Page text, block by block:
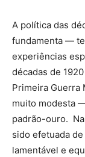
A política das
fundamenta —
experiências
décadas de
Primeira Guerra
muito modesta
padrão-ouro.
sido efetuada
lamentável e